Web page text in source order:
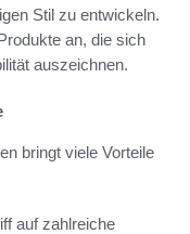
Stil zu entwickeln.
an, die sich
auszeichnen.
bringt viele Vorteile
auf zahlreiche